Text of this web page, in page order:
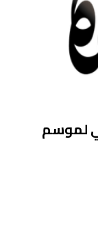
لموسم